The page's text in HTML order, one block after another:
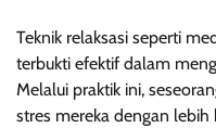
Teknik relaksasi seperti
terbukti efektif dalam
Melalui praktik ini,
stres mereka dengan lebih